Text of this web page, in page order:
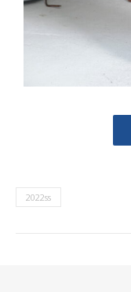
2022ss